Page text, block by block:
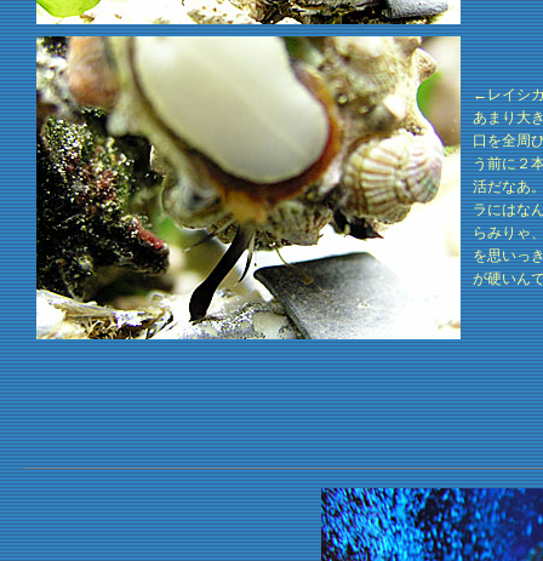
←レイシ
あまり大
口を全周
う前に２
活だなあ
ラにはな
らみりゃ
を思いっ
が硬いん